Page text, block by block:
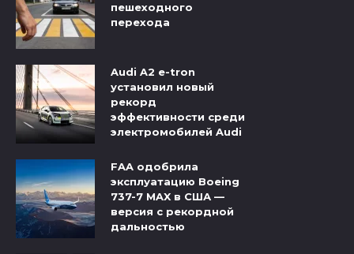
пешеходного
перехода
Audi A2 e-tron
установил новый
рекорд
эффективности среди
электромобилей Audi
FAA одобрила
эксплуатацию Boeing
737-7 MAX в США —
версия с рекордной
дальностью